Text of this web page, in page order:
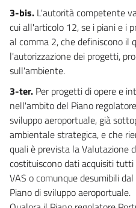
27 bis
27 ter
28
29
L'AUTORIZZAZIONE
29 bis
29 ter
29 quater
29 quinquies
29 sexies
3-bis. L'autorità competente
cui all'articolo 12, se i piani e i
al comma 2, che definiscono il
l'autorizzazione dei progetti,
sull'ambiente.
3-ter. Per progetti di opere e
nell'ambito del Piano
sviluppo aeroportuale, già
ambientale strategica, e che
quali è prevista la Valutazione
costituiscono dati acquisiti
VAS o comunque desumibili
Piano di sviluppo aeroportuale.